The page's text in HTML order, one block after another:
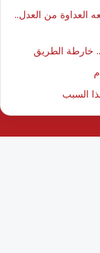
خصم لم تمنعه العداوة من العدل..
السبب